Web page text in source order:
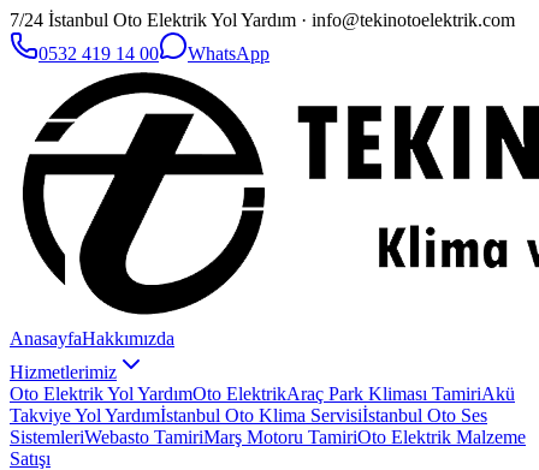
7/24 İstanbul Oto Elektrik Yol Yardım · info@tekinotoelektrik.com
0532 419 14 00
WhatsApp
AnasayfaHakkımızda
Hizmetlerimiz
Oto Elektrik Yol YardımOto ElektrikAraç Park Kliması TamiriAkü
Takviye Yol Yardımİstanbul Oto Klima Servisiİstanbul Oto Ses
SistemleriWebasto TamiriMarş Motoru TamiriOto Elektrik Malzeme
Satışı